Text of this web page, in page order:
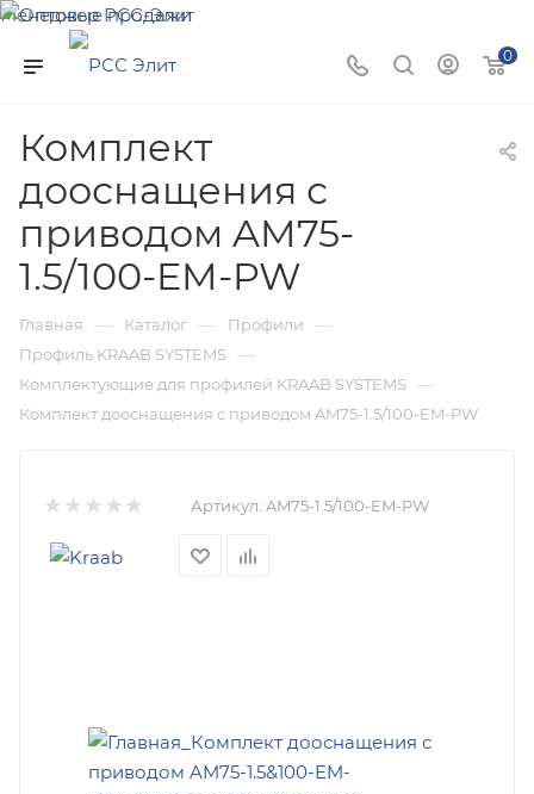
Менеджер РСС-Элит
Напишите нам и мы поможем подобрать товар именно
для Вас!
0
Комплект
дооснащения с
приводом AM75-
1.5/100-EM-PW
Главная — Каталог — Профили —
Профиль KRAAB SYSTEMS —
Комплектующие для профилей KRAAB SYSTEMS —
Комплект дооснащения с приводом AM75-1.5/100-EM-PW
Артикул: AM75-1.5/100-EM-PW